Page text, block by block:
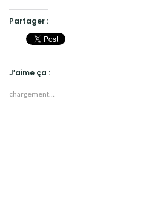
Partager :
J’aime ça :
chargement…